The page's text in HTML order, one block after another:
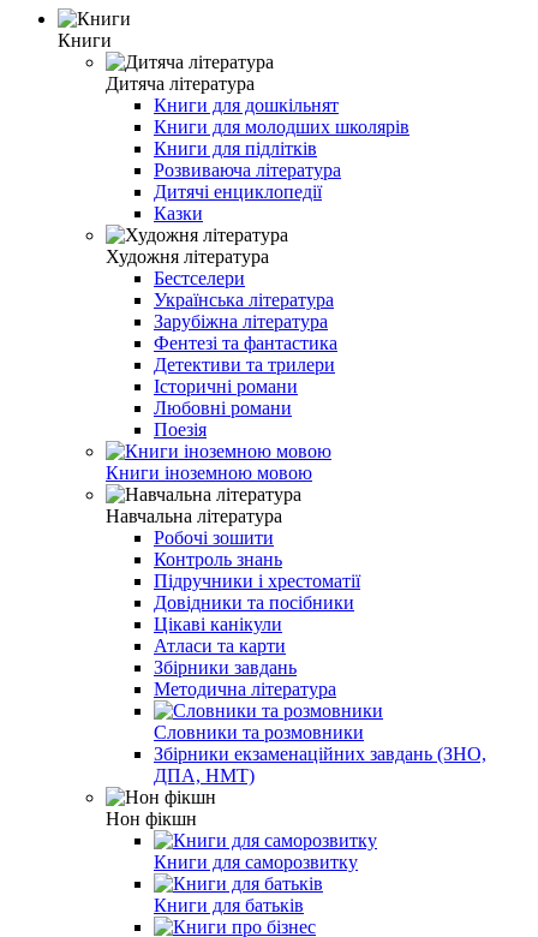
Книги
Дитяча література
Книги для дошкільнят
Книги для молодших школярів
Книги для підлітків
Розвиваюча література
Дитячі енциклопедії
Казки
Художня література
Бестселери
Українська література
Зарубіжна література
Фентезі та фантастика
Детективи та трилери
Історичні романи
Любовні романи
Поезія
Книги іноземною мовою
Навчальна література
Робочі зошити
Контроль знань
Підручники і хрестоматії
Довідники та посібники
Цікаві канікули
Атласи та карти
Збірники завдань
Методична література
Словники та розмовники
Збірники екзаменаційних завдань (ЗНО,
ДПА, НМТ)
Нон фікшн
Книги для саморозвитку
Книги для батьків